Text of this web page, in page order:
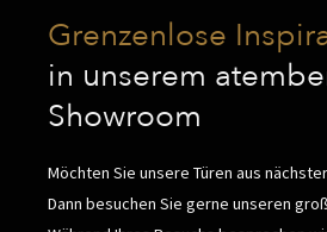
Grenzenlose
in unserem
Showroom
Möchten Sie unsere Türen aus
Dann besuchen Sie gerne unseren